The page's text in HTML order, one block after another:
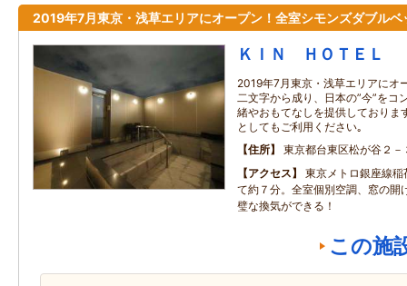
2019年7月東京・浅草エリアにオープン！全室シモンズダブルベ
ＫＩＮ ＨＯＴＥＬ
2019年7月東京・浅草エリアにオ
二文字から成り、日本の”今”をコ
緒やおもてなしを提供しておりま
としてもご利用ください｡
住所
東京都台東区松が谷２－
アクセス
東京メトロ銀座線
て約７分。全室個別空調、窓の開
璧な換気ができる！
この施